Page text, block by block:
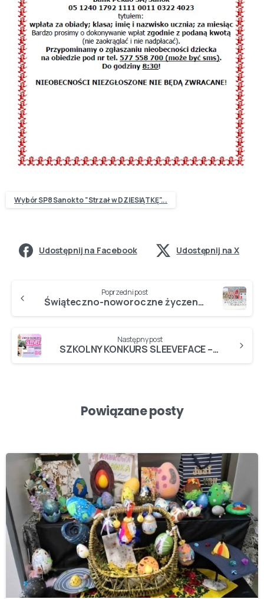
Wybór SP8 Sanok to "Strzał w DZIESIĄTKĘ"...
Udostępnij na Facebook Udostępnij na X
Poprzedni post
Świąteczno-noworoczne życzenia od DYREKCJI SP8…
Następny post
SZKOLNY KONKURS SLEEVEFACE – PRZEDŁUŻAMY TERMIN!
Powiązane posty
-